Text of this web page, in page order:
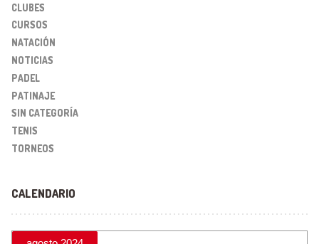
CLUBES
CURSOS
NATACIÓN
NOTICIAS
PADEL
PATINAJE
SIN CATEGORÍA
TENIS
TORNEOS
CALENDARIO